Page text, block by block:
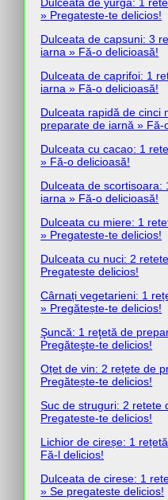
» Pregateste-te delicios!
Dulceata de capsuni: 3
iarna » Fă-o delicioasă!
Dulceata de caprifoi: 1
iarna » Fă-o delicioasă!
Dulceata rapidă de cinci
preparate de iarnă » Fă-
Dulceata cu cacao: 1
» Fă-o delicioasă!
Dulceata de
iarna » Fă-o delicioasă!
Dulceata cu miere: 1
» Pregateste-te delicios!
Dulceata cu nuci: 2
Pregateste delicios!
Cârnați vegetarieni: 1
» Pregătește-te delicios!
Şuncă: 1 reţetă de
Pregăteşte-te delicios!
Oțet de vin: 2 rețete de
Pregătește-te delicios!
Suc de struguri: 2 retete
Pregateste-te delicios!
Lichior de cireșe: 1
Fă-l delicios!
Dulceata de cirese: 1
» Se pregateste delicios!